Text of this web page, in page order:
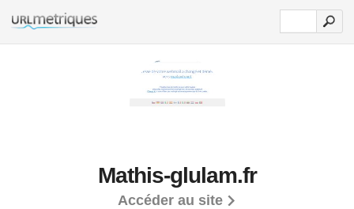
Mathis-glulam.fr
Accéder au site